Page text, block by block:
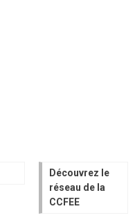
Découvrez le
réseau de la
CCFEE